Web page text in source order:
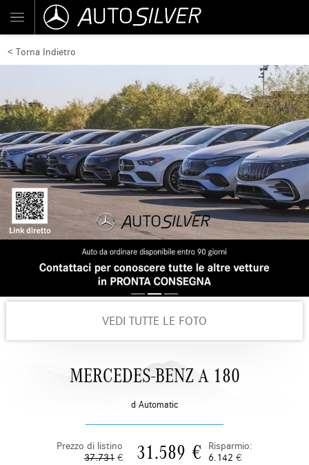
< Torna Indietro
VEDI TUTTE LE FOTO
MERCEDES-BENZ A 180
d Automatic
Prezzo di listino
37.731 € 31.589 €
Risparmio:
6.142 €